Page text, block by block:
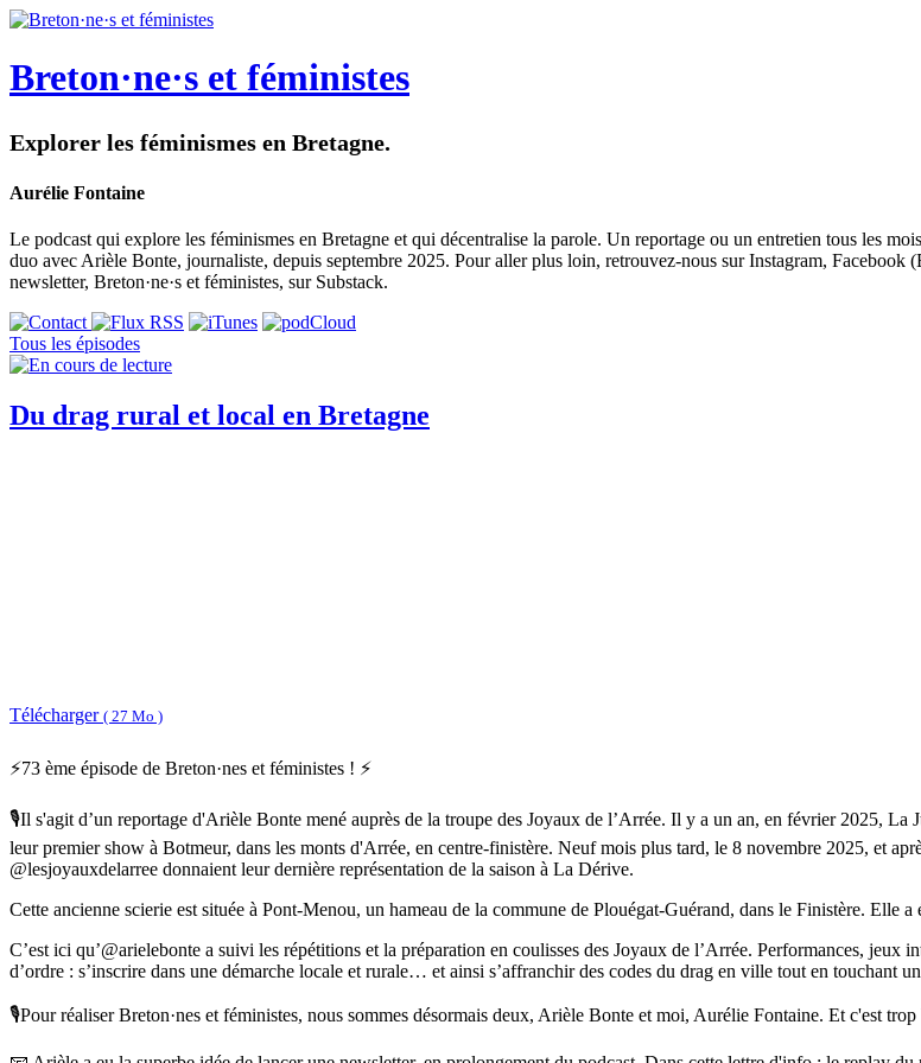
Breton·ne·s et féministes
Explorer les féminismes en Bretagne.
Aurélie Fontaine
Le podcast qui explore les féminismes en Bretagne et qui décentralise la parole. Un reportage ou un entretien tous les
duo avec Arièle Bonte, journaliste, depuis septembre 2025. Pour aller plus loin, retrouvez-nous sur Instagram, Facebook
newsletter, Breton·ne·s et féministes, sur Substack.
Tous les épisodes
Du drag rural et local en Bretagne
Télécharger ( 27 Mo )
⚡73 ème épisode de Breton·nes et féministes ! ⚡
🎙Il s'agit d’un reportage d'Arièle Bonte mené auprès de la troupe des Joyaux de l’Arrée. Il y a un an, en février 2025,
leur premier show à Botmeur, dans les monts d'Arrée, en centre-finistère. Neuf mois plus tard, le 8 novembre 2025, et
@lesjoyauxdelarree donnaient leur dernière représentation de la saison à La Dérive.
Cette ancienne scierie est située à Pont-Menou, un hameau de la commune de Plouégat-Guérand, dans le Finistère. Elle
C’est ici qu’@arielebonte a suivi les répétitions et la préparation en coulisses des Joyaux de l’Arrée. Performances,
d’ordre : s’inscrire dans une démarche locale et rurale… et ainsi s’affranchir des codes du drag en ville tout en touchant
🎙Pour réaliser Breton·nes et féministes, nous sommes désormais deux, Arièle Bonte et moi, Aurélie Fontaine. Et c'est